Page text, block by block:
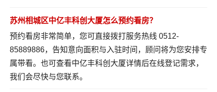
苏州相城区中亿丰科创大厦怎么预约看房？
预约看房非常简单，您可直接拨打服务热线 0512-
85889886，告知意向面积与入驻时间，顾问将为您安排专
属带看。也可查看中亿丰科创大厦详情后在线登记需求，
我们会尽快与您联系。